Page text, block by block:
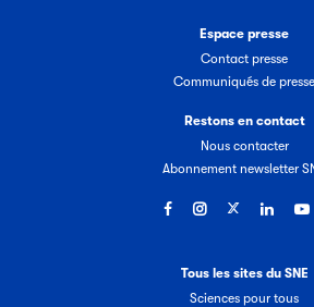
Espace presse
Contact presse
Communiqués de presse
Restons en contact
Nous contacter
Abonnement newsletter
Tous les sites du SNE
Sciences pour tous